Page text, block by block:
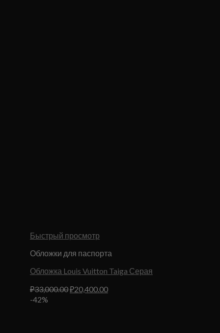
Быстрый просмотр
Обложки для паспорта
Обложка Louis Vuitton Taiga Серая
₽33,000.00Первоначальная
₽20,400.00Текущая
-42%